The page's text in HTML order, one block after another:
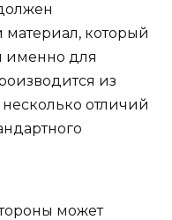
который
именно для
из
отличий
может